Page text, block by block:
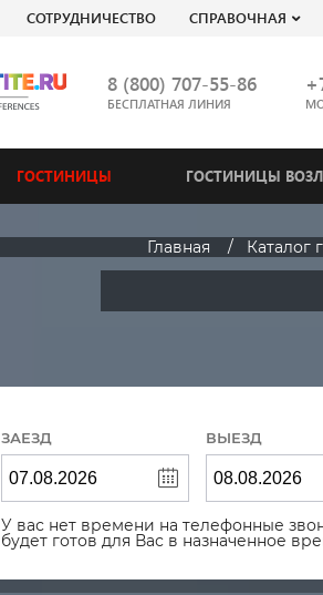
СОТРУДНИЧЕСТВО СПРАВОЧНАЯ
8 (800) 707-55-86
БЕСПЛАТНАЯ ЛИНИЯ
ГОСТИНИЦЫ ГОСТИНИЦЫ
Главная Каталог
ЗАЕЗД ВЫЕЗД
У вас нет времени на телефонные
будет готов для Вас в назначенное